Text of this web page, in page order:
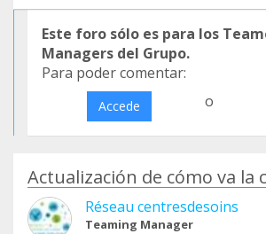
Este foro sólo es para los
Managers del Grupo.
Para poder comentar:
Accede o
Actualización de cómo va la
Réseau centresdesoins
Teaming Manager